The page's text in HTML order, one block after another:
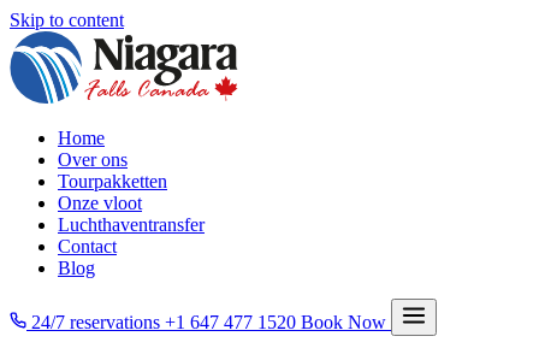
Skip to content
Home
Over ons
Tourpakketten
Onze vloot
Luchthaventransfer
Contact
Blog
24/7 reservations +1 647 477 1520 Book Now